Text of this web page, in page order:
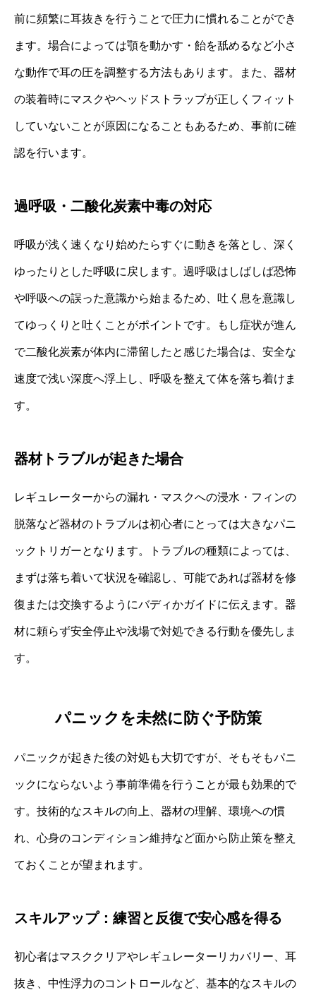
前に頻繁に耳抜きを行うことで圧力に慣れることができ
ます。場合によっては顎を動かす・飴を舐めるなど小さ
な動作で耳の圧を調整する方法もあります。また、器材
の装着時にマスクやヘッドストラップが正しくフィット
していないことが原因になることもあるため、事前に確
認を行います。
過呼吸・二酸化炭素中毒の対応
呼吸が浅く速くなり始めたらすぐに動きを落とし、深く
ゆったりとした呼吸に戻します。過呼吸はしばしば恐怖
や呼吸への誤った意識から始まるため、吐く息を意識し
てゆっくりと吐くことがポイントです。もし症状が進ん
で二酸化炭素が体内に滞留したと感じた場合は、安全な
速度で浅い深度へ浮上し、呼吸を整えて体を落ち着けま
す。
器材トラブルが起きた場合
レギュレーターからの漏れ・マスクへの浸水・フィンの
脱落など器材のトラブルは初心者にとっては大きなパニ
ックトリガーとなります。トラブルの種類によっては、
まずは落ち着いて状況を確認し、可能であれば器材を修
復または交換するようにバディかガイドに伝えます。器
材に頼らず安全停止や浅場で対処できる行動を優先しま
す。
パニックを未然に防ぐ予防策
パニックが起きた後の対処も大切ですが、そもそもパニ
ックにならないよう事前準備を行うことが最も効果的で
す。技術的なスキルの向上、器材の理解、環境への慣
れ、心身のコンディション維持など面から防止策を整え
ておくことが望まれます。
スキルアップ：練習と反復で安心感を得る
初心者はマスククリアやレギュレーターリカバリー、耳
抜き、中性浮力のコントロールなど、基本的なスキルの